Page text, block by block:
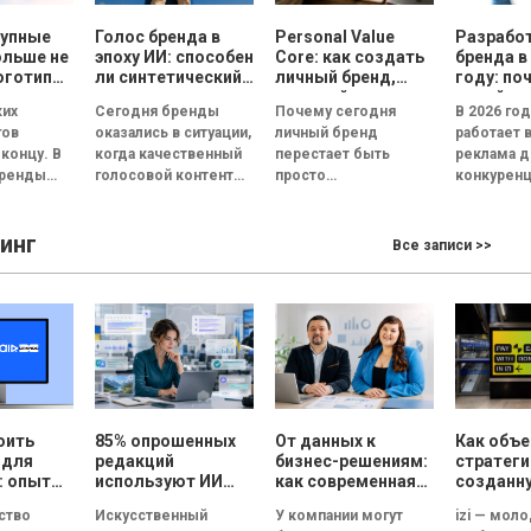
не
В
а в
Голос бренда в
эпоху ИИ: способен
ли синтетический
эмоции и внушить
доверие, или все
бренды вскоре
будут звучать
Сегодня бренды
оказались в ситуации,
когда качественный
голосовой контент
правильные паузы и...
Personal Value
Core: как создать
личный бренд,
который
способствует
выбору, доверию и
статусу
Почему сегодня
личный бренд
перестает быть
просто
медийных личностей
профессионального
выбора, доверия и
личностного...
бренда в
году:
дизайн
рекламы
В 2026
работает
реклама
Все записи >>
опыт
85% опрошенных
редакций
используют ИИ
текстов, но ни
Искусственный
От данных к
бизнес-решениям:
как современная
маркетинг
У компании могут
Как
izi —